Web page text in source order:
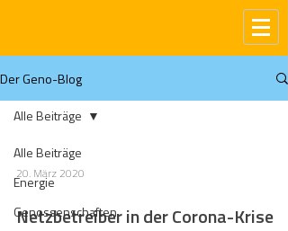
Der Geno-Blog
Alle Beiträge
Energie
Genossenschaften
Alle Beiträge
20. März 2020
Netzbetreiber in der Corona-Krise